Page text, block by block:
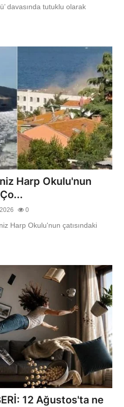
davasında tutuklu olarak
Harp Okulu'nun
0
Harp Okulu'nun çatısındaki
12 Ağustos'ta ne